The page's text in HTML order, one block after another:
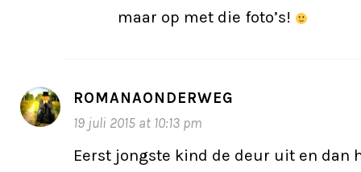
maar op met die foto’s!
ROMANAONDERWEG
19 juli 2015 at 10:13 pm
Eerst jongste kind de deur uit en dan